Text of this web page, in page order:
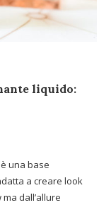
liquido:
una base
a creare look
dall’allure